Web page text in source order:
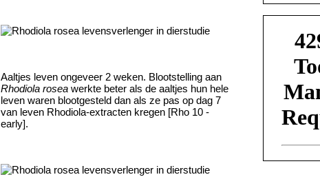
Aaltjes leven ongeveer 2 weken. Blootstelling aan
Rhodiola rosea werkte beter als de aaltjes hun hele
leven waren blootgesteld dan als ze pas op dag 7
van leven Rhodiola-extracten kregen [Rho 10 -
early].